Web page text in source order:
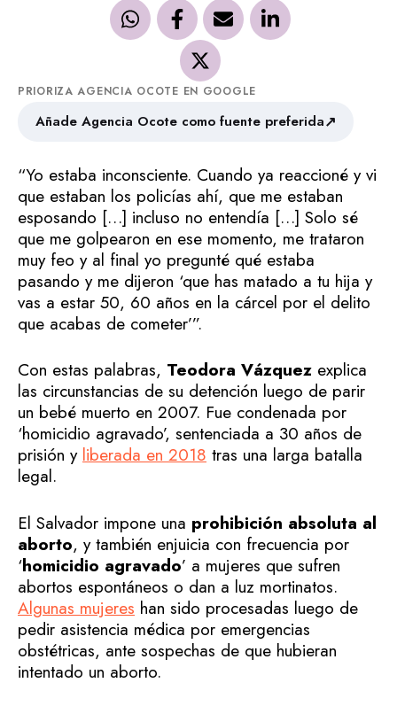
PRIORIZA AGENCIA OCOTE EN GOOGLE
Añade Agencia Ocote como fuente preferida↗
“Yo estaba inconsciente. Cuando ya reaccioné y vi
que estaban los policías ahí, que me estaban
esposando […] incluso no entendía […] Solo sé
que me golpearon en ese momento, me trataron
muy feo y al final yo pregunté qué estaba
pasando y me dijeron ‘que has matado a tu hija y
vas a estar 50, 60 años en la cárcel por el delito
que acabas de cometer’”.
Con estas palabras, Teodora Vázquez explica
las circunstancias de su detención luego de parir
un bebé muerto en 2007. Fue condenada por
‘homicidio agravado’, sentenciada a 30 años de
prisión y liberada en 2018 tras una larga batalla
legal.
El Salvador impone una prohibición absoluta al
aborto, y también enjuicia con frecuencia por
‘homicidio agravado’ a mujeres que sufren
abortos espontáneos o dan a luz mortinatos.
Algunas mujeres han sido procesadas luego de
pedir asistencia médica por emergencias
obstétricas, ante sospechas de que hubieran
intentado un aborto.